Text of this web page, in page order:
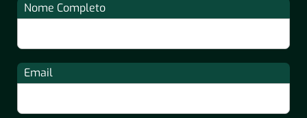
Nome Completo
Email